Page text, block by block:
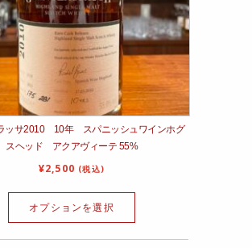
ッサ2010 10年 スパニッシュワインホグ
スヘッド アクアヴィーテ 55%
¥2,500 (税込)
オプションを選択